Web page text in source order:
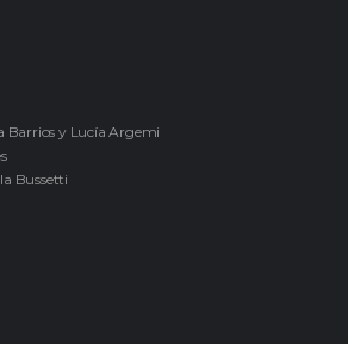
Barrios y Lucía Argemi
Bussetti